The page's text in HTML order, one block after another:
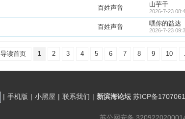
百姓声音 山芋干
2026-7-23
百姓声音 嘿你的益达
2026-7-23
1 2 3 4 5 6 7 8 9 10
导读首页
| 手机版 | 小黑屋 | 联系我们 | 新滨海论坛 苏ICP备